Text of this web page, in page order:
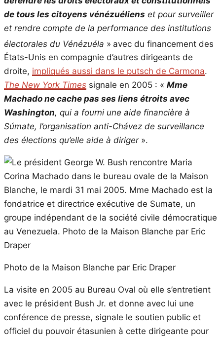
de tous les citoyens vénézuéliens et pour surveiller
et rendre compte de la performance des institutions
électorales du Vénézuéla » avec du financement des
États-Unis en compagnie d’autres dirigeants de
droite, impliqués aussi dans le putsch de Carmona.
The New York Times signale en 2005 : « Mme
Machado ne cache pas ses liens étroits avec
Washington, qui a fourni une aide financière à
Súmate, l’organisation anti-Chávez de surveillance
des élections qu’elle aide à diriger».
Photo de la Maison Blanche par Eric Draper
La visite en 2005 au Bureau Oval où elle s’entretient
avec le président Bush Jr. et donne avec lui une
conférence de presse, signale le soutien public et
officiel du pouvoir étasunien à cette dirigeante pour